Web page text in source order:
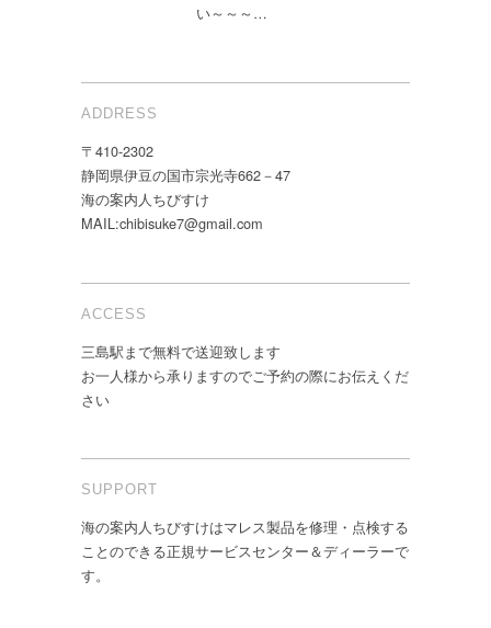
い～～～…
ADDRESS
〒410-2302
静岡県伊豆の国市宗光寺662－47
海の案内人ちびすけ
MAIL:chibisuke7@gmail.com
ACCESS
三島駅まで無料で送迎致します
お一人様から承りますのでご予約の際にお伝えくだ
さい
SUPPORT
海の案内人ちびすけはマレス製品を修理・点検する
ことのできる正規サービスセンター＆ディーラーで
す。